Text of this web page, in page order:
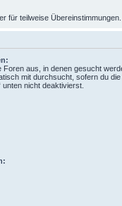
für teilweise Übereinstimmungen.
aus, in denen gesucht
mit durchsucht, sofern du die
unten nicht deaktivierst.